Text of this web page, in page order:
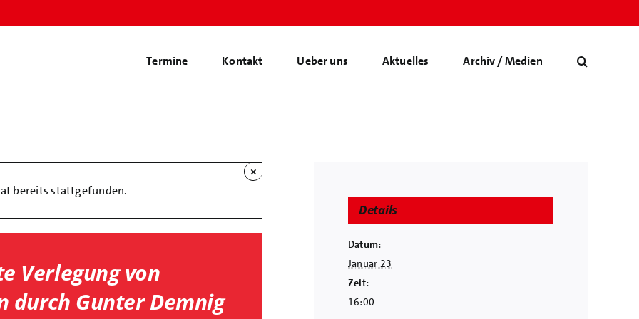
Termine Kontakt Ueber uns Aktuelles Archiv / Medien
bereits stattgefunden.
×
Verlegung von
durch Gunter Demnig
Details
Datum:
Januar 23
Zeit:
16:00